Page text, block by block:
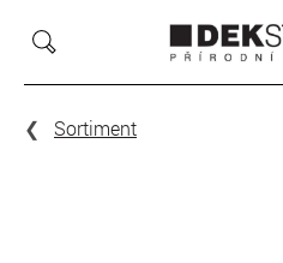
Sortiment